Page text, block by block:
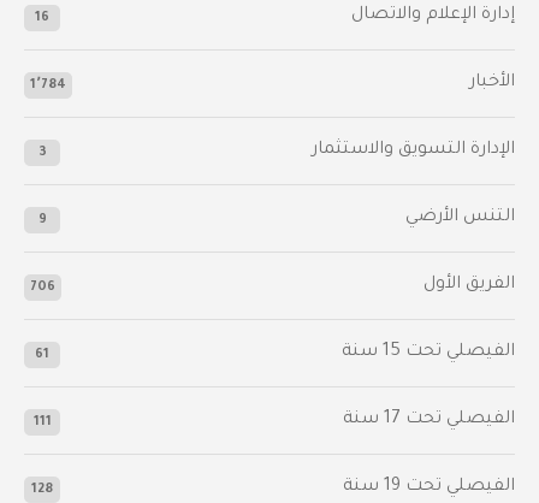
إدارة الإعلام والاتصال 16
الأخبار 1٬784
الإدارة التسويق والاستثمار 3
التنس الأرضي 9
الفريق الأول 706
الفيصلي‬⁩ تحت 15 سنة 61
‫الفيصلي‬⁩ تحت 17 سنة 111
الفيصلي‬⁩ تحت 19 سنة 128